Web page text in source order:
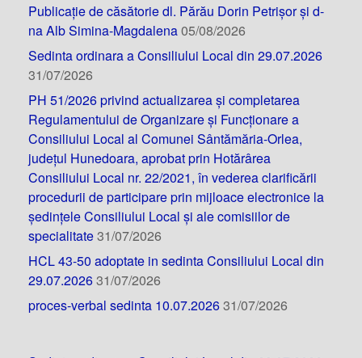
Publicație de căsătorie dl. Părău Dorin Petrișor și d-
na Alb Simina-Magdalena05/08/2026
Sedinta ordinara a Consiliului Local din 29.07.2026
31/07/2026
PH 51/2026 privind actualizarea și completarea
Regulamentului de Organizare și Funcționare a
Consiliului Local al Comunei Sântămăria-Orlea,
județul Hunedoara, aprobat prin Hotărârea
Consiliului Local nr. 22/2021, în vederea clarificării
procedurii de participare prin mijloace electronice la
ședințele Consiliului Local și ale comisiilor de
specialitate31/07/2026
HCL 43-50 adoptate in sedinta Consiliului Local din
29.07.202631/07/2026
proces-verbal sedinta 10.07.202631/07/2026